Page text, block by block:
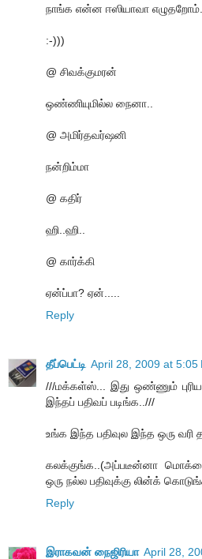
நாங்க என்ன ஈஸியாவா எழுதறோம்.
:-)))
@ சிவக்குமரன்
ஒண்ணியுமில்ல நைனா..
@ அமிர்தவர்ஷனி
நன்றிம்மா
@ கதிர்
ஹி..ஹி..
@ கார்க்கி
ஏன்ப்பா? ஏன்.....
Reply
தீப்பெட்டி April 28, 2009 at 5:05
///மக்கள்ஸ்... இது ஒண்ணும்
இந்தப் பதிவப் படிங்க..///
உங்க இந்த பதிவுல இந்த ஒரு வரி
கலக்குங்க..(அப்படீன்னா மொக்கை
ஒரு நல்ல பதிவுக்கு லின்க்
Reply
இராகவன் நைஜிரியா April 28,